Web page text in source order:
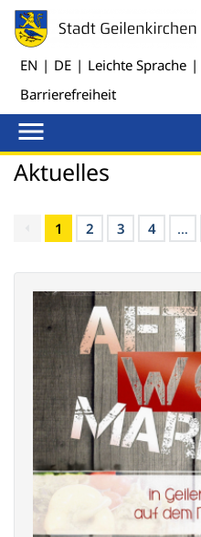
EN | DE | Leichte Sprache |
Barrierefreiheit
Aktuelles
1 2 3 4 …